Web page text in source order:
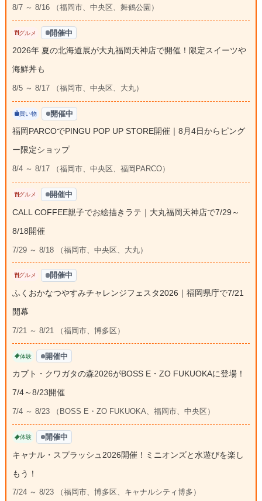
8/7 ～ 8/16 （福岡市、中央区、舞鶴公園）
グルメ 開催中
2026年 夏の北海道展が大丸福岡天神店で開催！限定スイーツや
海鮮丼も
8/5 ～ 8/17 （福岡市、中央区、大丸）
買い物 開催中
福岡PARCOでPINGU POP UP STORE開催｜8月4日からピング
ー限定ショップ
8/4 ～ 8/17 （福岡市、中央区、福岡PARCO）
グルメ 開催中
CALL COFFEE親子でお絵描きラテ｜大丸福岡天神店で7/29～
8/18開催
7/29 ～ 8/18 （福岡市、中央区、大丸）
グルメ 開催中
ふくおかなつやすみチャレンジフェスタ2026｜福岡県庁で7/21
開幕
7/21 ～ 8/21 （福岡市、博多区）
体験 開催中
カブト・クワガタの森2026がBOSS E・ZO FUKUOKAに登場！
7/4～8/23開催
7/4 ～ 8/23 （BOSS E・ZO FUKUOKA、福岡市、中央区）
体験 開催中
キャナル・スプラッシュ2026開催！ミニオンズと水遊びを楽し
もう！
7/24 ～ 8/23 （福岡市、博多区、キャナルシティ博多）